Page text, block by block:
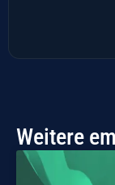
Weitere